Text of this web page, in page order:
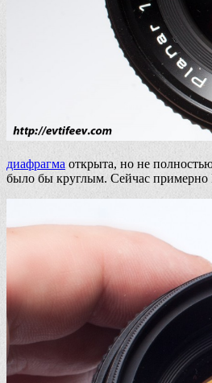
диафрагма открыта, но не
было бы круглым. Сейчас примерно